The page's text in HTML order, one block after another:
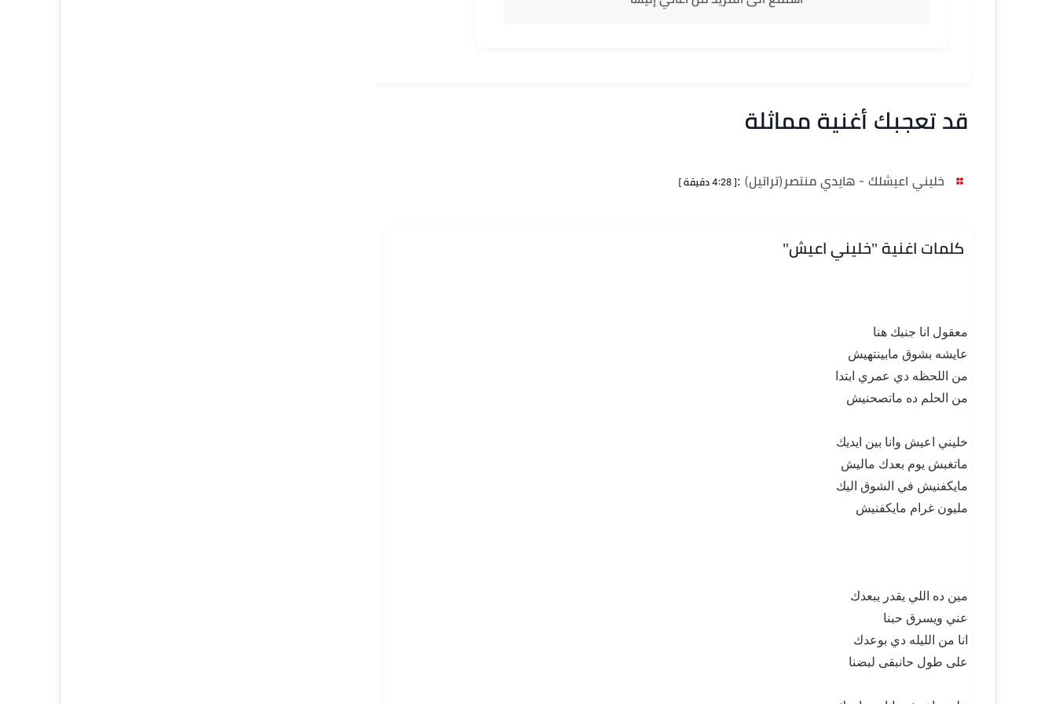
قد تعجبك أغنية مماثلة
خليني اعيشلك - هايدي منتصر(تراتيل) :[ 4:28 دقيقة ]
كلمات اغنية "خليني اعيش"
معقول انا جنبك هنا
عايشه بشوق مابينتهيش
من اللحظه دي عمري ابتدا
من الحلم ده ماتصحنيش
خليني اعيش وانا بين ايديك
ماتغبش يوم بعدك ماليش
مايكفنيش في الشوق اليك
مليون غرام مايكفنيش
مين ده اللي يقدر يبعدك
عني ويسرق حبنا
انا من الليله دي بوعدك
على طول حانبقى لبضنا